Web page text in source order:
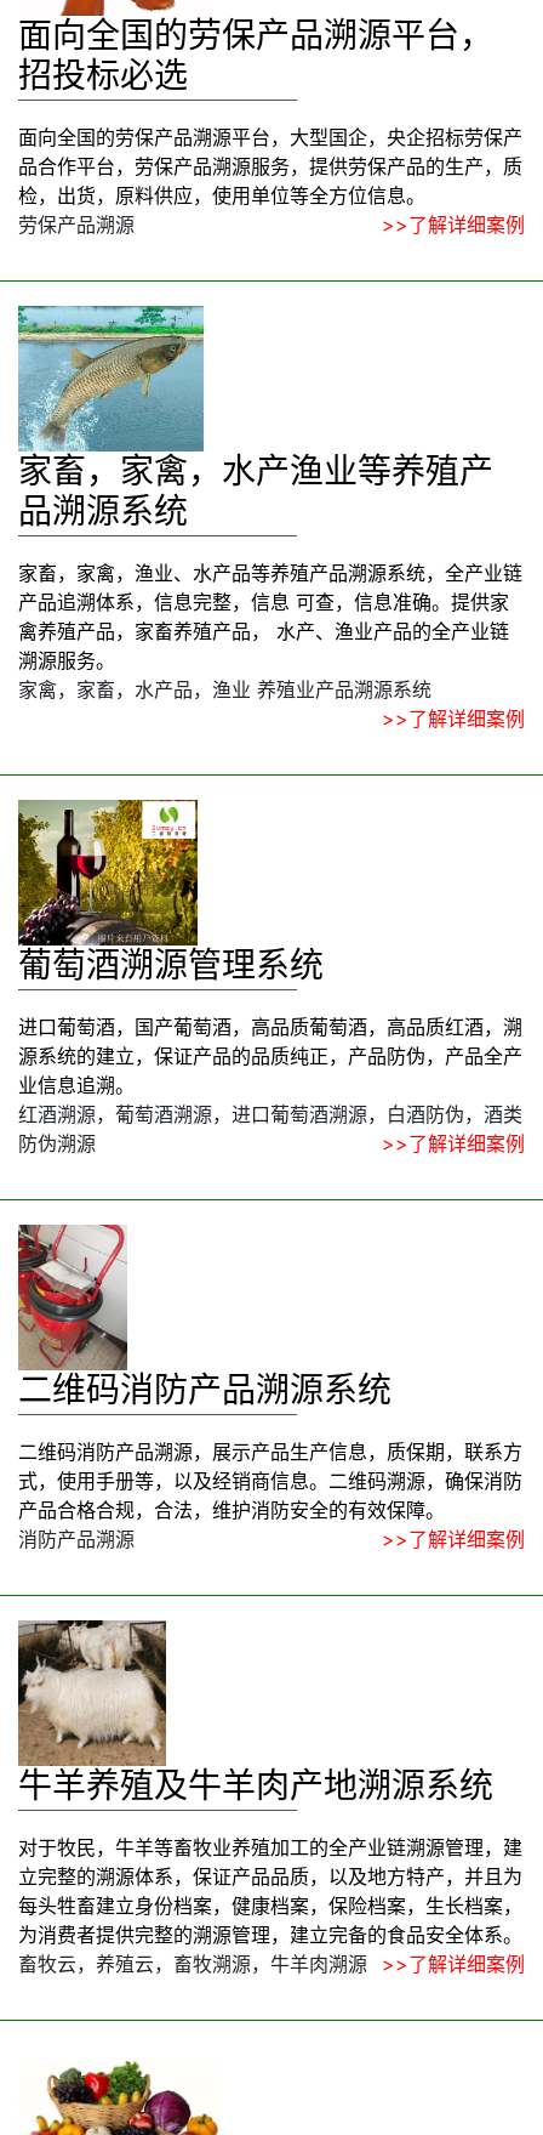
面向全国的劳保产品溯源平台，
招投标必选
面向全国的劳保产品溯源平台，大型国企，央企招标劳保产
品合作平台，劳保产品溯源服务，提供劳保产品的生产，质
检，出货，原料供应，使用单位等全方位信息。
劳保产品溯源
>>了解详细案例
家畜，家禽，水产渔业等养殖产
品溯源系统
家畜，家禽，渔业、水产品等养殖产品溯源系统，全产业链
产品追溯体系，信息完整，信息 可查，信息准确。提供家
禽养殖产品，家畜养殖产品， 水产、渔业产品的全产业链
溯源服务。
家禽，家畜，水产品，渔业 养殖业产品溯源系统
>>了解详细案例
葡萄酒溯源管理系统
进口葡萄酒，国产葡萄酒，高品质葡萄酒，高品质红酒，溯
源系统的建立，保证产品的品质纯正，产品防伪，产品全产
业信息追溯。
红酒溯源，葡萄酒溯源，进口葡萄酒溯源，白酒防伪，酒类
防伪溯源
>>了解详细案例
二维码消防产品溯源系统
二维码消防产品溯源，展示产品生产信息，质保期，联系方
式，使用手册等，以及经销商信息。二维码溯源，确保消防
产品合格合规，合法，维护消防安全的有效保障。
消防产品溯源
>>了解详细案例
牛羊养殖及牛羊肉产地溯源系统
对于牧民，牛羊等畜牧业养殖加工的全产业链溯源管理，建
立完整的溯源体系，保证产品品质，以及地方特产，并且为
每头牲畜建立身份档案，健康档案，保险档案，生长档案，
为消费者提供完整的溯源管理，建立完备的食品安全体系。
畜牧云，养殖云，畜牧溯源，牛羊肉溯源
>>了解详细案例